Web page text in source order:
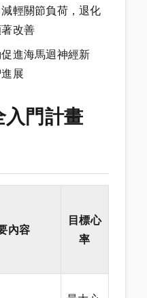
輕關節負荷，退化
改善
進海馬迴神經新
展
門計畫
內容
目標心
率